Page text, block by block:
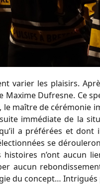
varier les plaisirs.
Dufresne. Ce
maître de cérémonie
immédiate de la
a préférées et
se
n’ont aucun
aucun
du concept…